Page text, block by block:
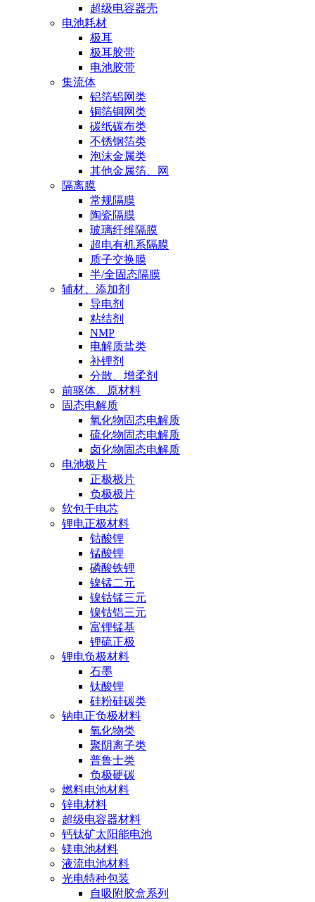
超级电容器壳
电池耗材
极耳
极耳胶带
电池胶带
集流体
铝箔铝网类
铜箔铜网类
碳纸碳布类
不锈钢箔类
泡沫金属类
其他金属箔、网
隔离膜
常规隔膜
陶瓷隔膜
玻璃纤维隔膜
超电有机系隔膜
质子交换膜
半/全固态隔膜
辅材、添加剂
导电剂
粘结剂
NMP
电解质盐类
补锂剂
分散、增柔剂
前驱体、原材料
固态电解质
氧化物固态电解质
硫化物固态电解质
卤化物固态电解质
电池极片
正极极片
负极极片
软包干电芯
锂电正极材料
钴酸锂
锰酸锂
磷酸铁锂
镍锰二元
镍钴锰三元
镍钴铝三元
富锂锰基
锂硫正极
锂电负极材料
石墨
钛酸锂
硅粉硅碳类
钠电正负极材料
氧化物类
聚阴离子类
普鲁士类
负极硬碳
燃料电池材料
锌电材料
超级电容器材料
钙钛矿太阳能电池
镁电池材料
液流电池材料
光电特种包装
自吸附胶盒系列